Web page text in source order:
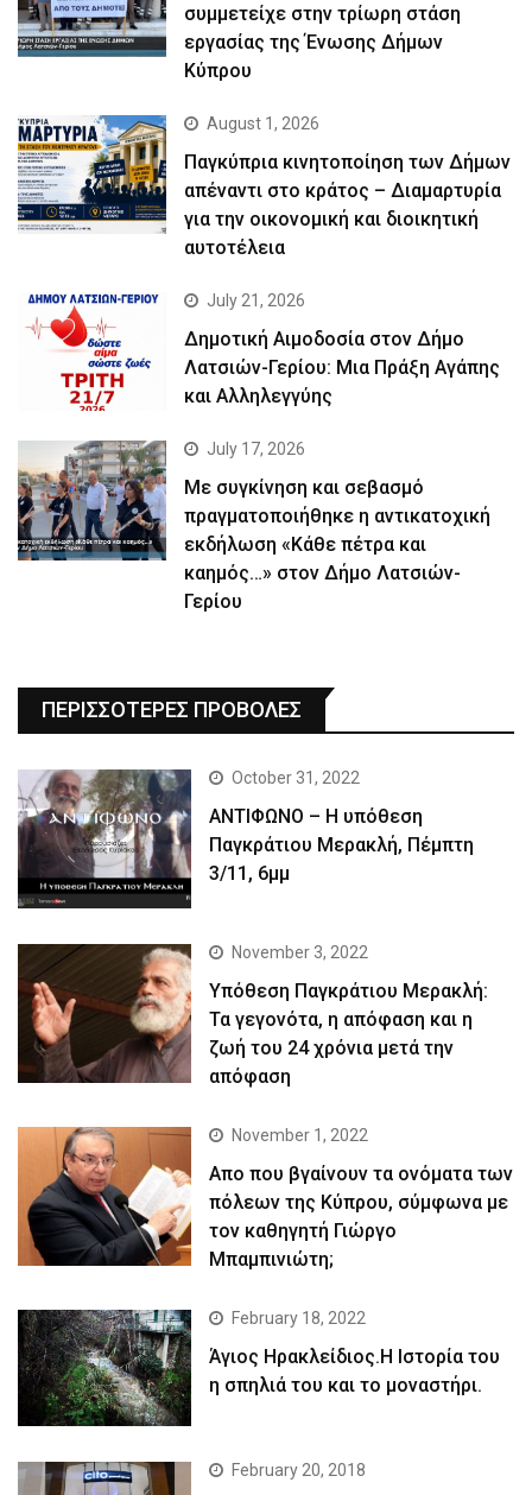
συμμετείχε στην τρίωρη στάση
εργασίας της Ένωσης Δήμων
Κύπρου
August 1, 2026
Παγκύπρια κινητοποίηση των Δήμων
απέναντι στο κράτος – Διαμαρτυρία
για την οικονομική και διοικητική
αυτοτέλεια
July 21, 2026
Δημοτική Αιμοδοσία στον Δήμο
Λατσιών-Γερίου: Μια Πράξη Αγάπης
και Αλληλεγγύης
July 17, 2026
Με συγκίνηση και σεβασμό
πραγματοποιήθηκε η αντικατοχική
εκδήλωση «Κάθε πέτρα και
καημός…» στον Δήμο Λατσιών-
Γερίου
ΠΕΡΙΣΣΟΤΕΡΕΣ ΠΡΟΒΟΛΕΣ
October 31, 2022
ΑΝΤΙΦΩΝΟ – Η υπόθεση
Παγκράτιου Μερακλή, Πέμπτη
3/11, 6μμ
November 3, 2022
Yπόθεση Παγκράτιου Μερακλή:
Τα γεγονότα, η απόφαση και η
ζωή του 24 χρόνια μετά την
απόφαση
November 1, 2022
Απο που βγαίνουν τα ονόματα των
πόλεων της Κύπρου, σύμφωνα με
τον καθηγητή Γιώργο
Μπαμπινιώτη;
February 18, 2022
Άγιος Ηρακλείδιος.Η Ιστορία του
η σπηλιά του και το μοναστήρι.
February 20, 2018